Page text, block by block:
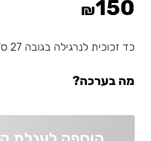
₪150
כד זכוכית לנרגילה בגובה 27 ס”מ. מתאים לרוב הנרגילות שמתחברות עם גומיה.
מה בערכה?